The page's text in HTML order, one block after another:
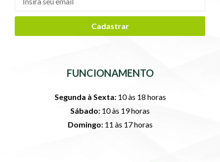
Cadastrar
FUNCIONAMENTO
Segunda à Sexta:10 às 18 horas
Sábado: 10 às 19 horas
Domingo:11 às 17 horas